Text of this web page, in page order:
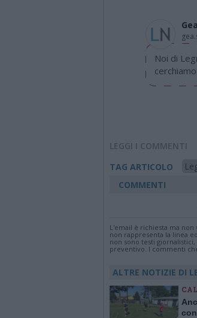
Noi di
LEGGI I COMMENTI
TAG ARTICOLO
COMMENTI
L'email è richiesta ma
non rappresenta la linea
non sono testi
preventivo. I commenti
ALTRE NOTIZIE DI